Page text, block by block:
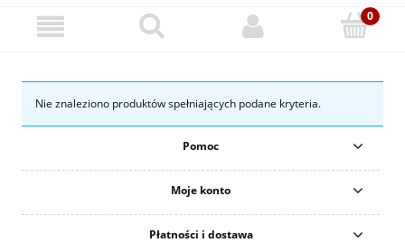
Nie znaleziono produktów spełniających podane kryteria.
Pomoc
Moje konto
Płatności i dostawa